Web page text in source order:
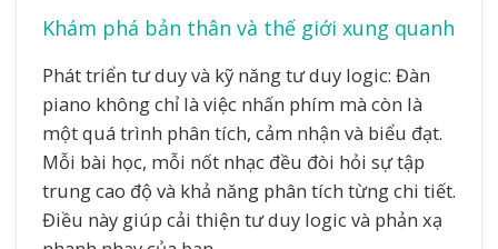
Khám phá bản thân và thế giới xung quanh
Phát triển tư duy và kỹ năng tư duy logic: Đàn
piano không chỉ là việc nhấn phím mà còn là
một quá trình phân tích, cảm nhận và biểu đạt.
Mỗi bài học, mỗi nốt nhạc đều đòi hỏi sự tập
trung cao độ và khả năng phân tích từng chi tiết.
Điều này giúp cải thiện tư duy logic và phản xạ